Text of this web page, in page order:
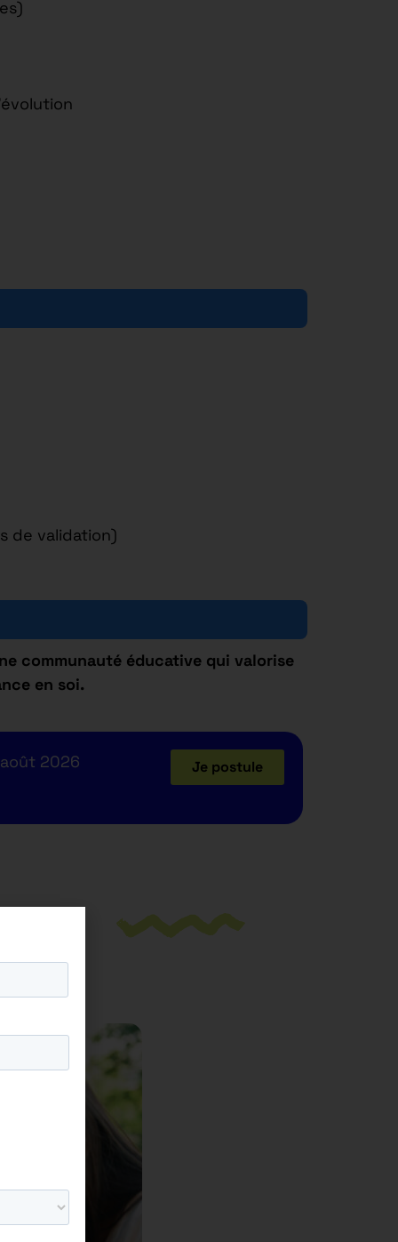
de validation)
communauté éducative qui valorise
en soi.
2026 Je postule